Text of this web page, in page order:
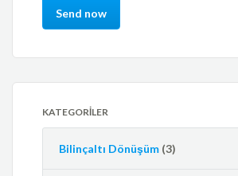
KATEGORILER
Bilinçaltı Dönüşüm (3)